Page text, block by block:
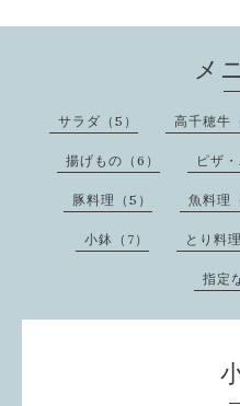
メ
サラダ（5） 高千穂牛
揚げもの（6） ピザ
豚料理（5） 魚料理
小鉢（7） とり料
指定